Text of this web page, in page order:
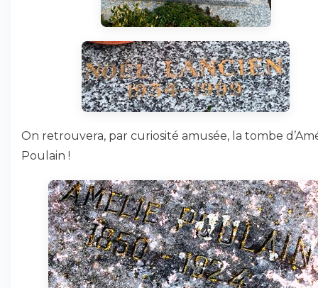
On retrouvera, par curiosité amusée, la tombe
Poulain !